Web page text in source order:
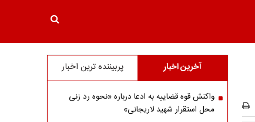
آخرین اخبار پربیننده ترین اخبار
واکنش قوه قضاییه به ادعا درباره «نحوه رد زنی
محل استقرار شهید لاریجانی»